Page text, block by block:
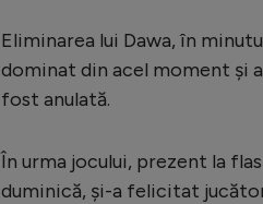
Eliminarea lui Dawa, în
dominat din acel moment și
fost anulată.
În urma jocului, prezent la
duminică, și-a felicitat